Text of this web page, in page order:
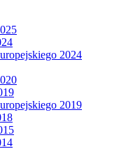
2024
2019